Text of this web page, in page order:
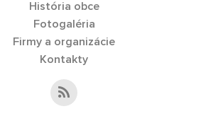
História obce
Fotogaléria
Firmy a organizácie
Kontakty